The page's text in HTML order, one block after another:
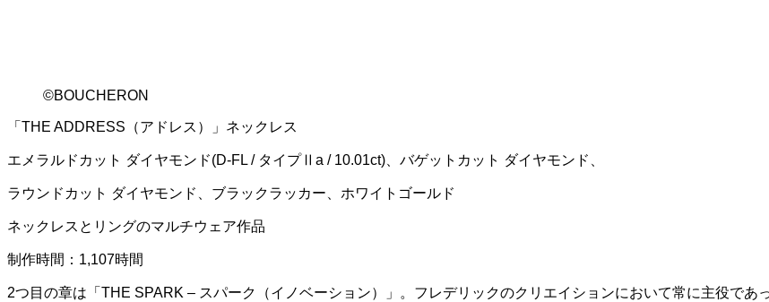
©BOUCHERON
「THE ADDRESS（アドレス）」ネックレス
エメラルドカット ダイヤモンド(D-FL / タイプⅡa / 10.01ct)、バゲットカット ダイヤモンド、
ラウンドカット ダイヤモンド、ブラックラッカー、ホワイトゴールド
ネックレスとリングのマルチウェア作品
制作時間：1,107時間
2つ目の章は「THE SPARK – スパーク（イノベーション）」。フレデリックのクリエイションにおいて常に主役で